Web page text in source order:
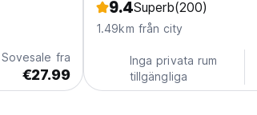
Sovesale fra
€27.99
9.4Superb(200)
1.49km från city
Inga privata rum
tillgängliga